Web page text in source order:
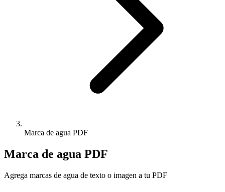
Marca de agua PDF
Marca de agua PDF
Agrega marcas de agua de texto o imagen a tu PDF